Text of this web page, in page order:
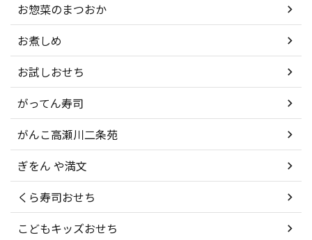
お惣菜のまつおか
お煮しめ
お試しおせち
がってん寿司
がんこ高瀬川二条苑
ぎをん や満文
くら寿司おせち
こどもキッズおせち